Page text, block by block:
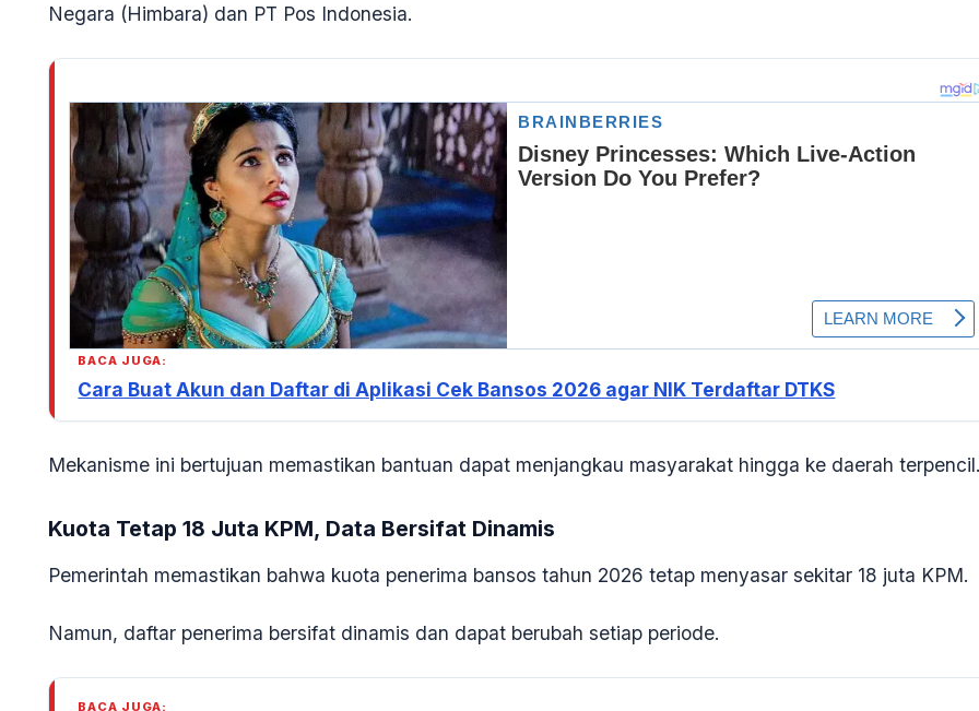
Negara (Himbara) dan PT Pos Indonesia.
BACA JUGA:
Cara Buat Akun dan Daftar di Aplikasi Cek Bansos 2026 agar NIK Terdaftar DTKS
Mekanisme ini bertujuan memastikan bantuan dapat menjangkau masyarakat hingga ke daerah
Kuota Tetap 18 Juta KPM, Data Bersifat Dinamis
Pemerintah memastikan bahwa kuota penerima bansos tahun 2026 tetap menyasar sekitar 18 juta KPM.
Namun, daftar penerima bersifat dinamis dan dapat berubah setiap periode.
BACA JUGA: